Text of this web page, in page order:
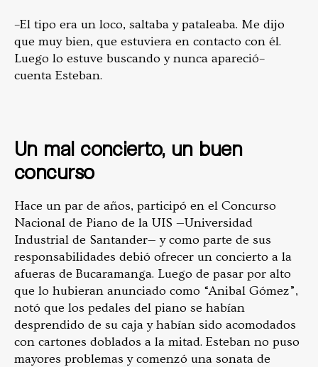
–El tipo era un loco, saltaba y pataleaba. Me dijo
que muy bien, que estuviera en contacto con él.
Luego lo estuve buscando y nunca apareció–
cuenta Esteban.
Un mal concierto, un buen
concurso
Hace un par de años, participó en el Concurso
Nacional de Piano de la UIS —Universidad
Industrial de Santander— y como parte de sus
responsabilidades debió ofrecer un concierto a la
afueras de Bucaramanga. Luego de pasar por alto
que lo hubieran anunciado como “Anibal Gómez”,
notó que los pedales del piano se habían
desprendido de su caja y habían sido acomodados
con cartones doblados a la mitad. Esteban no puso
mayores problemas y comenzó una sonata de